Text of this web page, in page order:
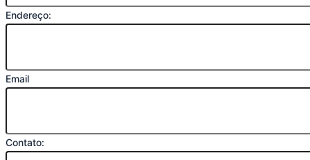
Endereço:
Email
Contato: